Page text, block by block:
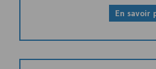
En savoir